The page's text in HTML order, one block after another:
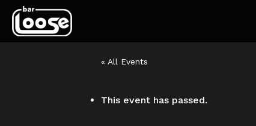
« All Events
This event has passed.